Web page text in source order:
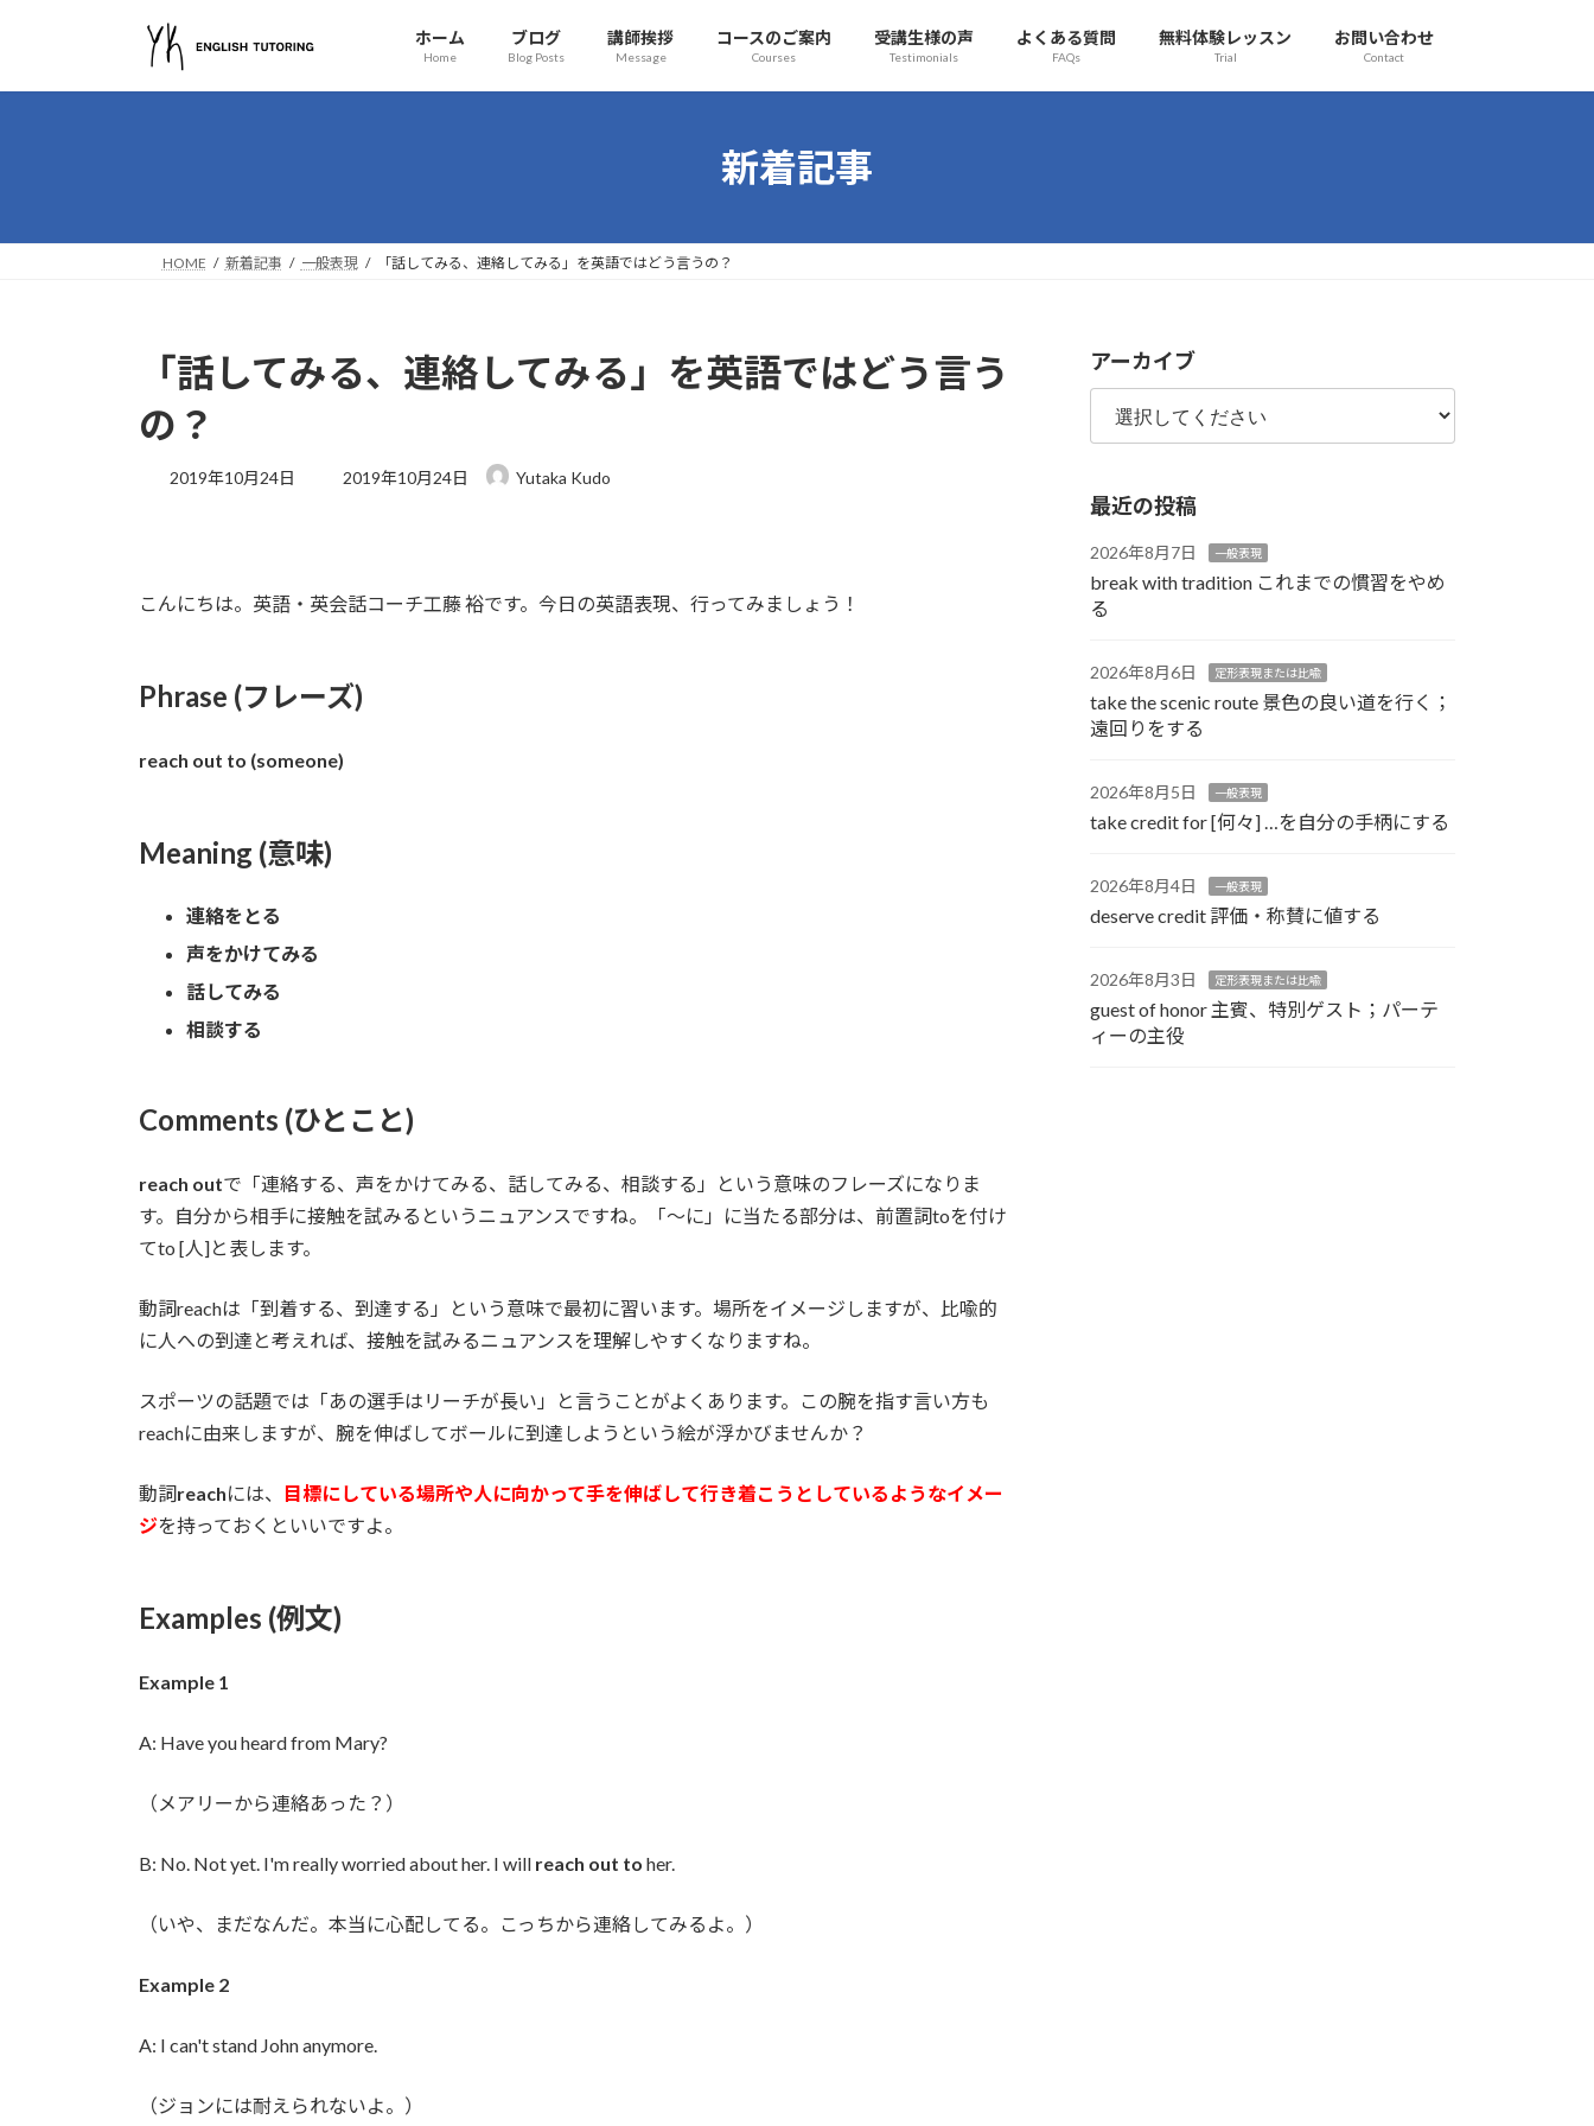
ン
ッ
ー
移
ホーム
Home
ブログ
Blog Posts
講師挨拶
Message
コースのご案内
Courses
受講生様の声
Testimonials
よくある質問
FAQs
無料体験レッスン
Trial
お問い合わせ
Contact
新着記事
HOME 新着記事 一般表現 「話してみる、連絡してみる」を英語ではどう言うの？
「話してみる、連絡してみる」を英語ではどう言う
の？
2019年10月24日
最
:
2019年10月24日 Yutaka Kudo
こんにちは。英語・英会話コーチ工藤 裕です。今日の英語表現、行ってみましょう！
Phrase (フレーズ)
reach out to (someone)
Meaning (意味)
連絡をとる
声をかけてみる
話してみる
相談する
Comments (ひとこと)
reach outで「連絡する、声をかけてみる、話してみる、相談する」という意味のフレーズになりま
す。自分から相手に接触を試みるというニュアンスですね。「～に」に当たる部分は、前置詞toを付け
てto [人]と表します。
動詞reachは「到着する、到達する」という意味で最初に習います。場所をイメージしますが、比喩的
に人への到達と考えれば、接触を試みるニュアンスを理解しやすくなりますね。
スポーツの話題では「あの選手はリーチが長い」と言うことがよくあります。この腕を指す言い方も
reachに由来しますが、腕を伸ばしてボールに到達しようという絵が浮かびませんか？
動詞reachには、
目標にしている場所や人に向かって手を伸ばして行き着こうとしているようなイメー
ジを持っておくといいですよ。
Examples (例文)
Example 1
A: Have you heard from Mary?
（メアリーから連絡あった？）
B: No. Not yet. I'm really worried about her. I will reach out to her.
（いや、まだなんだ。本当に心配してる。こっちから連絡してみるよ。）
Example 2
A: I can't stand John anymore.
（ジョンには耐えられないよ。）
アーカイブ
最近の投稿
2026年8月7日 一般表現
break with tradition これまでの慣習をやめ
る
2026年8月6日 定形表現または比喩
take the scenic route 景色の良い道を行く；
遠回りをする
2026年8月5日 一般表現
take credit for [何々] …を自分の手柄にする
2026年8月4日 一般表現
deserve credit 評価・称賛に値する
2026年8月3日 定形表現または比喩
guest of honor 主賓、特別ゲスト；パーテ
ィーの主役